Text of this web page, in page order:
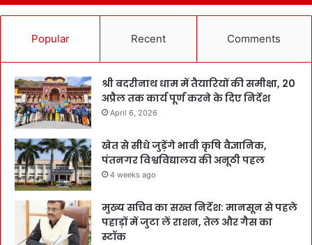
Popular Recent Comments
श्री बदरीनाथ धाम में तैयारियों की समीक्षा, 20
अप्रैल तक कार्य पूर्ण करने के दिए निर्देश
April 6, 2026
खेत से सीधे जुड़ेंगे भावी कृषि वैज्ञानिक,
पंतनगर विश्वविद्यालय की अनूठी पहल
4 weeks ago
मुख्य सचिव का सख्त निर्देश: मानसून से पहले
पहाड़ों में जुटा लें राशन, तेल और गैस का
स्टॉक